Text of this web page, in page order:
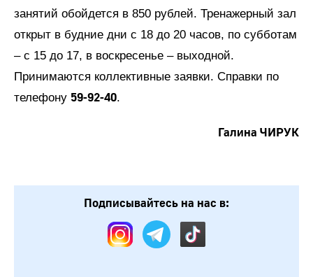
занятий обойдется в 850 рублей. Тренажерный зал
открыт в будние дни с 18 до 20 часов, по субботам
– с 15 до 17, в воскресенье – выходной.
Принимаются коллективные заявки. Справки по
телефону 59-92-40.
Галина ЧИРУК
Подписывайтесь на нас в: